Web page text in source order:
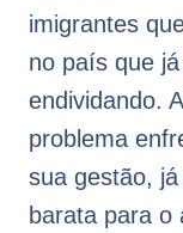
imigrantes
no país que
endividando.
problema
sua gestão,
barata para o